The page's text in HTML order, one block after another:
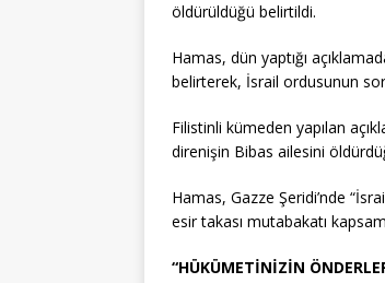
öldürüldüğü belirtildi.
Hamas, dün yaptığı
belirterek, İsrail ordusunun
Filistinli kümeden yapılan
direnişin Bibas ailesini
Hamas, Gazze Şeridi’nde
esir takası mutabakatı
“HÜKÜMETİNİZİN